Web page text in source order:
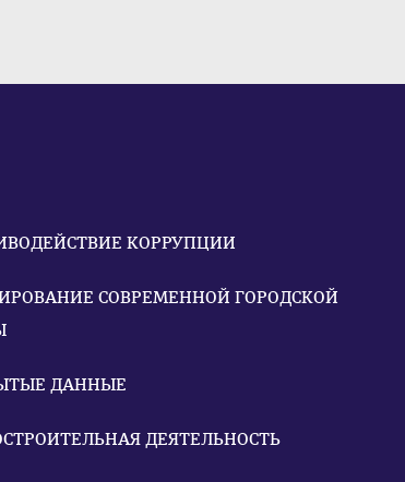
КОРРУПЦИИ
СОВРЕМЕННОЙ ГОРОДСКОЙ
ДАННЫЕ
ДЕЯТЕЛЬНОСТЬ